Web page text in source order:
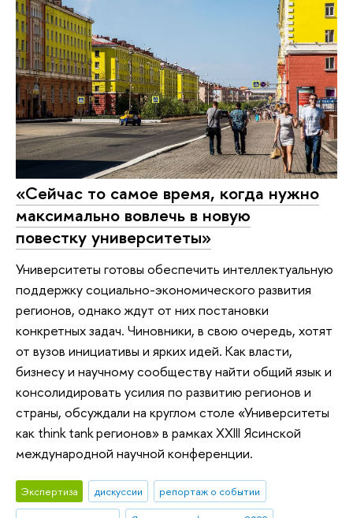
«Сейчас то самое время, когда нужно
максимально вовлечь в новую
повестку университеты»
Университеты готовы обеспечить интеллектуальную
поддержку социально-экономического развития
регионов, однако ждут от них постановки
конкретных задач. Чиновники, в свою очередь, хотят
от вузов инициативы и ярких идей. Как власти,
бизнесу и научному сообществу найти общий язык и
консолидировать усилия по развитию регионов и
страны, обсуждали на круглом столе «Университеты
как think tank регионов» в рамках XXIII Ясинской
международной научной конференции.
Экспертиза дискуссии
репортаж о событии